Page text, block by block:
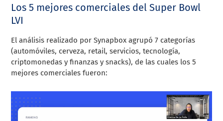
Los 5 mejores comerciales del Super Bowl
LVI
El análisis realizado por Synapbox agrupó 7 categorías
(automóviles, cerveza, retail, servicios, tecnología,
criptomonedas y finanzas y snacks), de las cuales los 5
mejores comerciales fueron: